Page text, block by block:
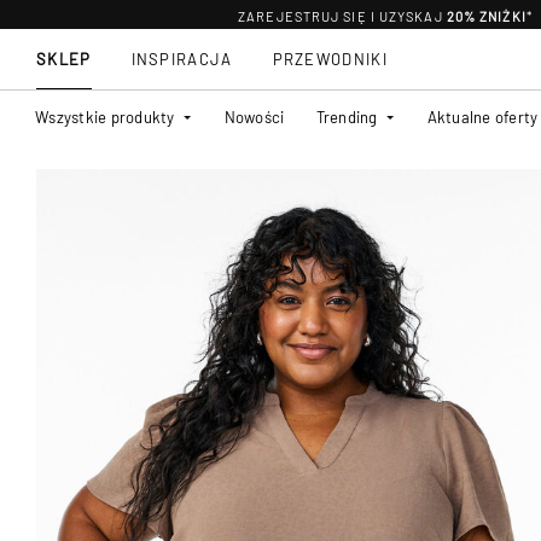
ZAREJESTRUJ SIĘ I UZYSKAJ 20% ZNIŻKI*
SKLEP
Wszystkie produkty Nowości Trending Aktualne oferty
INSPIRACJA PRZEWODNIKI